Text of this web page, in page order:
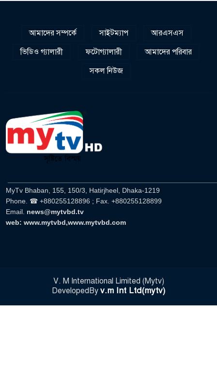
আমাদের সম্পর্কে সাইটম্যাপ
আরএসএস
ভিডিও গ্যালারী
ফটোগ্যালারী
আমাদের পরিবার
সকল নিউজ
MyTv Bhaban, 155, 150/3, Hatirjheel, Dhaka-1219
Phone. ☎ +880255128896 ; Fax. +880255128899
Email. news@mytvbd.tv
web: www.mytvbd,www.mytvbd.com
V. M International Limited (Mytv)
DevelopedBy v.m Int Ltd(mytv)